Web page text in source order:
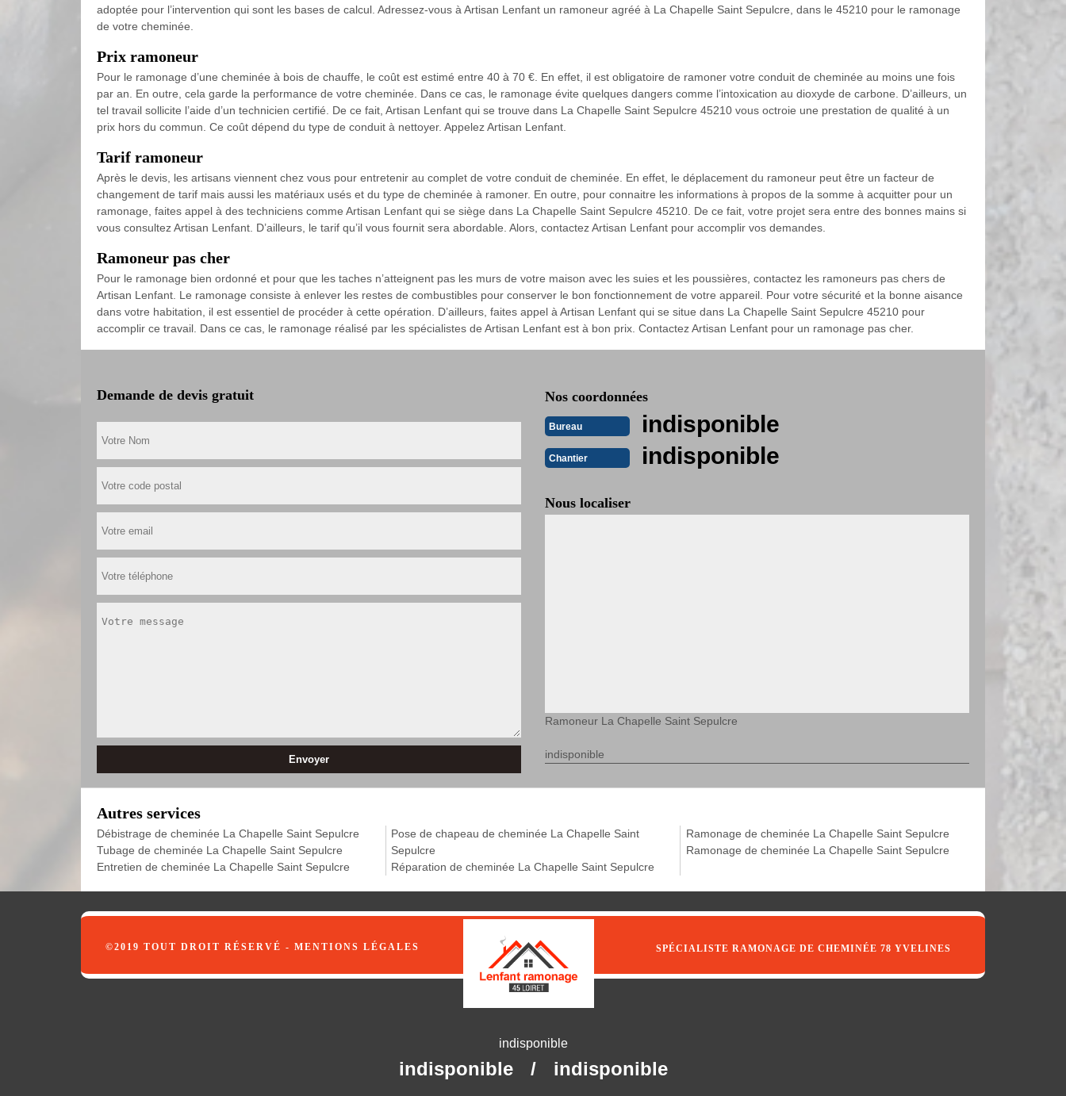
adoptée pour l’intervention qui sont les bases de calcul. Adressez-vous à Artisan Lenfant un ramoneur agréé à La Chapelle Saint Sepulcre, dans le 45210 pour le ramonage
de votre cheminée.
Prix ramoneur
Pour le ramonage d’une cheminée à bois de chauffe, le coût est estimé entre 40 à 70 €. En effet, il est obligatoire de ramoner votre conduit de cheminée au moins une fois
par an. En outre, cela garde la performance de votre cheminée. Dans ce cas, le ramonage évite quelques dangers comme l’intoxication au dioxyde de carbone. D’ailleurs, un
tel travail sollicite l’aide d’un technicien certifié. De ce fait, Artisan Lenfant qui se trouve dans La Chapelle Saint Sepulcre 45210 vous octroie une prestation de qualité à un
prix hors du commun. Ce coût dépend du type de conduit à nettoyer. Appelez Artisan Lenfant.
Tarif ramoneur
Après le devis, les artisans viennent chez vous pour entretenir au complet de votre conduit de cheminée. En effet, le déplacement du ramoneur peut être un facteur de
changement de tarif mais aussi les matériaux usés et du type de cheminée à ramoner. En outre, pour connaitre les informations à propos de la somme à acquitter pour un
ramonage, faites appel à des techniciens comme Artisan Lenfant qui se siège dans La Chapelle Saint Sepulcre 45210. De ce fait, votre projet sera entre des bonnes mains si
vous consultez Artisan Lenfant. D’ailleurs, le tarif qu’il vous fournit sera abordable. Alors, contactez Artisan Lenfant pour accomplir vos demandes.
Ramoneur pas cher
Pour le ramonage bien ordonné et pour que les taches n’atteignent pas les murs de votre maison avec les suies et les poussières, contactez les ramoneurs pas chers de
Artisan Lenfant. Le ramonage consiste à enlever les restes de combustibles pour conserver le bon fonctionnement de votre appareil. Pour votre sécurité et la bonne aisance
dans votre habitation, il est essentiel de procéder à cette opération. D’ailleurs, faites appel à Artisan Lenfant qui se situe dans La Chapelle Saint Sepulcre 45210 pour
accomplir ce travail. Dans ce cas, le ramonage réalisé par les spécialistes de Artisan Lenfant est à bon prix. Contactez Artisan Lenfant pour un ramonage pas cher.
Demande de devis gratuit Nos coordonnées
Bureau indisponible
Chantier indisponible
Nous localiser
Ramoneur La Chapelle Saint Sepulcre
indisponible
Autres services
Débistrage de cheminée La Chapelle Saint Sepulcre
Tubage de cheminée La Chapelle Saint Sepulcre
Entretien de cheminée La Chapelle Saint Sepulcre
Pose de chapeau de cheminée La Chapelle Saint
Sepulcre
Réparation de cheminée La Chapelle Saint Sepulcre
Ramonage de cheminée La Chapelle Saint Sepulcre
Ramonage de cheminée La Chapelle Saint Sepulcre
©2019 TOUT DROIT RÉSERVÉ - MENTIONS LÉGALES SPÉCIALISTE RAMONAGE DE CHEMINÉE 78 YVELINES
indisponible
indisponible / indisponible